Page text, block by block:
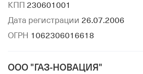
КПП 230601001
Дата регистрации 26.07.2006
ОГРН 1062306016618
ООО "ГАЗ-НОВАЦИЯ"